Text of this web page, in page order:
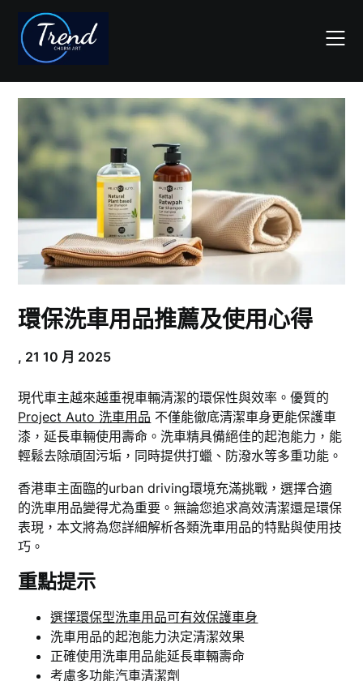
content
環保洗車用品推薦及使用心得
, 21 10 月 2025
現代車主越來越重視車輛清潔的環保性與效率。優質的
Project Auto 洗車用品 不僅能徹底清潔車身更能保護車
漆，延長車輛使用壽命。洗車精具備絕佳的起泡能力，能
輕鬆去除頑固污垢，同時提供打蠟、防潑水等多重功能。
香港車主面臨的urban driving環境充滿挑戰，選擇合適
的洗車用品變得尤為重要。無論您追求高效清潔還是環保
表現，本文將為您詳細解析各類洗車用品的特點與使用技
巧。
重點提示
選擇環保型洗車用品可有效保護車身
洗車用品的起泡能力決定清潔效果
正確使用洗車用品能延長車輛壽命
考慮多功能汽車清潔劑